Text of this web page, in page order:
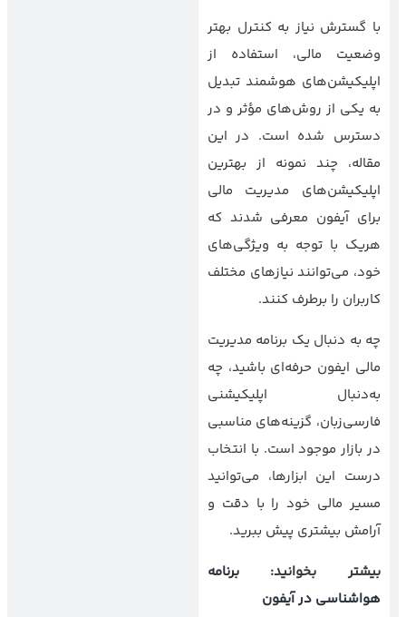
با گسترش نیاز به کنترل بهتر
وضعیت مالی، استفاده از
اپلیکیشن‌های هوشمند تبدیل
به یکی از روش‌های مؤثر و در
دسترس شده است. در این
مقاله، چند نمونه از بهترین
اپلیکیشن‌های مدیریت مالی
برای آیفون معرفی شدند که
هریک با توجه به ویژگی‌های
خود، می‌توانند نیازهای مختلف
کاربران را برطرف کنند.
چه به دنبال یک برنامه مدیریت
مالی ایفون حرفه‌ای باشید، چه
به‌دنبال اپلیکیشنی
فارسی‌زبان، گزینه‌های مناسبی
در بازار موجود است. با انتخاب
درست این ابزارها، می‌توانید
مسیر مالی خود را با دقت و
آرامش بیشتری پیش ببرید.
بیشتر بخوانید:برنامه
هواشناسی در آیفون